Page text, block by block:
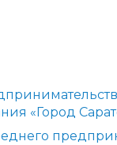
«Город